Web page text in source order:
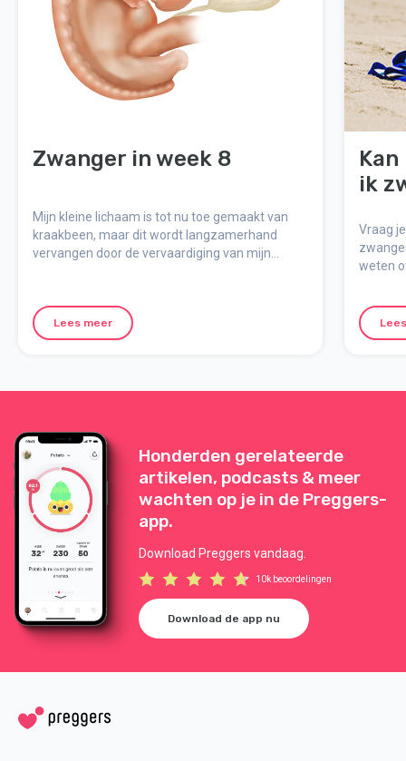
Zwanger in week 8
Mijn kleine lichaam is tot nu toe gemaakt van
kraakbeen, maar dit wordt langzamerhand
vervangen door de vervaardiging van mijn
Lees meer
ik
Vraag
weten
Honderden gerelateerde
artikelen, podcasts & meer
wachten op je in de Preggers-
app.
Download Preggers vandaag.
10k beoordelingen
Download de app nu